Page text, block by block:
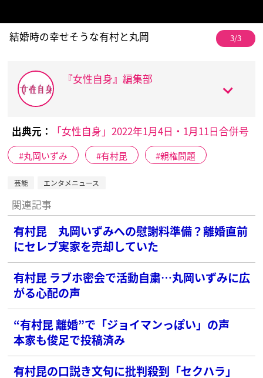
結婚時の幸せそうな有村と丸岡 3/3
『女性自身』編集部
出典元： 「女性自身」2022年1月4日・1月11日合併号
丸岡いずみ 有村昆 親権問題
芸能 エンタメニュース
関連記事
有村昆 丸岡いずみへの慰謝料準備？離婚直前
にセレブ実家を売却していた
有村昆 ラブホ密会で活動自粛…丸岡いずみに広
がる心配の声
“有村昆 離婚”で「ジョイマンっぽい」の声
本家も俊足で投稿済み
有村昆の口説き文句に批判殺到「セクハラ」